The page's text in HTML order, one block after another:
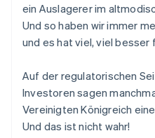
ein Auslagerer im
Und so haben wir immer
und es hat viel, viel besser
Auf der regulatorischen
Investoren sagen
Vereinigten Königreich
Und das istnicht wahr!